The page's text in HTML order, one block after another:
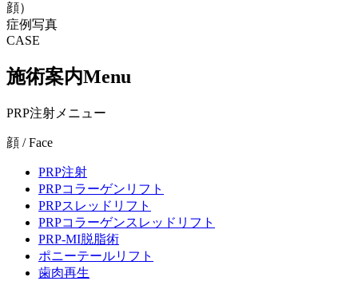
顔）
症例写真
CASE
施術案内Menu
PRP注射メニュー
顔 / Face
PRP注射
PRPコラーゲンリフト
PRPスレッドリフト
PRPコラーゲンスレッドリフト
PRP-MI脱脂術
ポニーテールリフト
歯肉再生